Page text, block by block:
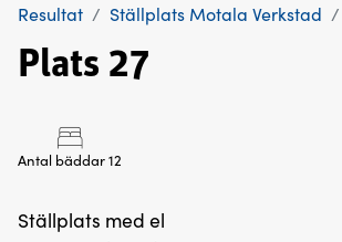
Resultat Ställplats Motala Verkstad
Plats 27
Antal bäddar 12
Ställplats med el